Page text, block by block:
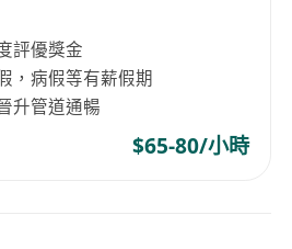
評優獎金
，病假等有薪假期
升管道通暢
$65-80/小時